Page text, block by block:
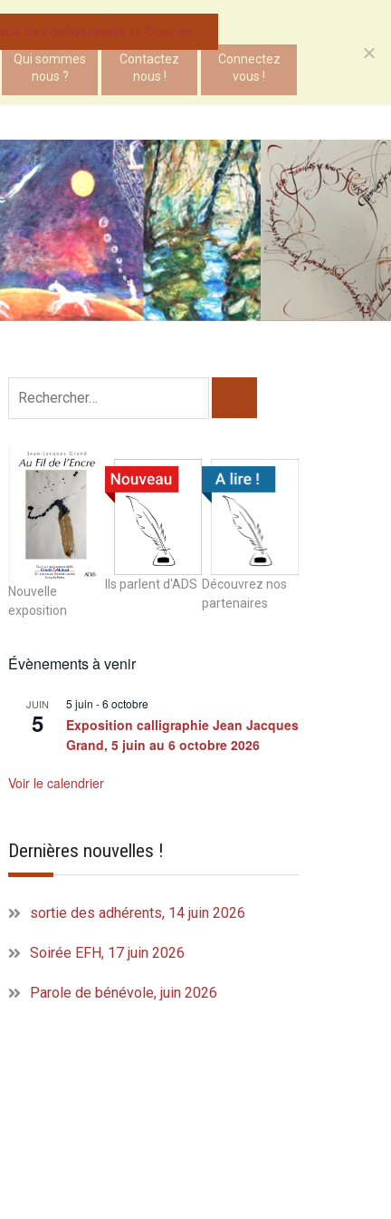
Qui sommes
nous ?
Contactez
nous !
Connectez
vous !
Nouvelle
exposition
Ils parlent d'ADS Découvrez nos
partenaires
Évènements à venir
JUIN
5
5 juin -6 octobre
Exposition calligraphie Jean Jacques
Grand, 5 juin au 6 octobre 2026
Voir le calendrier
Dernières nouvelles !
sortie des adhérents, 14 juin 2026
Soirée EFH, 17 juin 2026
Parole de bénévole, juin 2026
de confidentialité et Cookies